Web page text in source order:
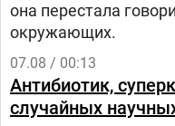
она перестала
окружающих.
07.08 / 00:13
Антибиотик,
случайных